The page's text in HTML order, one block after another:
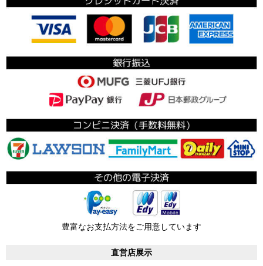
豊富なお支払方法をご用意しています
直営店展示